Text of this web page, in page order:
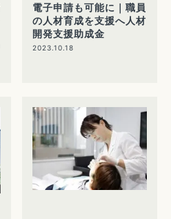
電子申請も可能に｜職員
の人材育成を支援へ人材
開発支援助成金
2023.10.18